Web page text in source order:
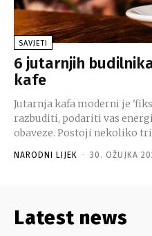
SAVJETI
6 jutarnjih
kafe
Jutarnja kafa moderni je
razbuditi, podariti vas
obaveze. Postoji nekoliko
NARODNI LIJEK - 30. OŽUJKA
Latest news